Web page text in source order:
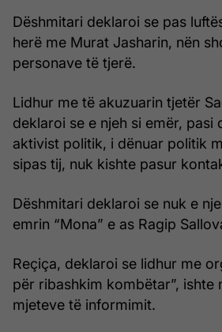
Dëshmitari deklaroi se pas
herë me Murat Jasharin, nën
personave të tjerë.
Lidhur me të akuzuarin tjetër
deklaroi se e njeh si emër, pasi
aktivist politik, i dënuar politik
sipas tij, nuk kishte pasur
Dëshmitari deklaroi se nuk e
emrin “Mona” e as Ragip
Reçiça, deklaroi se lidhur me
për ribashkim kombëtar”, ishte
mjeteve të informimit.